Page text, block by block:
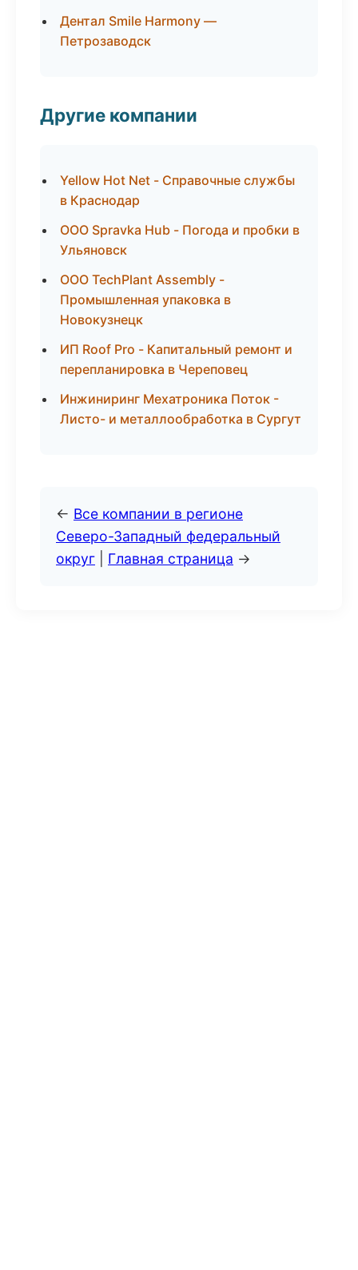
Дентал Smile Harmony —
Петрозаводск
Другие компании
Yellow Hot Net - Справочные службы
в Краснодар
ООО Spravka Hub - Погода и пробки в
Ульяновск
ООО TechPlant Assembly -
Промышленная упаковка в
Новокузнецк
ИП Roof Pro - Капитальный ремонт и
перепланировка в Череповец
Инжиниринг Мехатроника Поток -
Листо- и металлообработка в Сургут
← Все компании в регионе
Северо-Западный федеральный
округ
Главная страница →